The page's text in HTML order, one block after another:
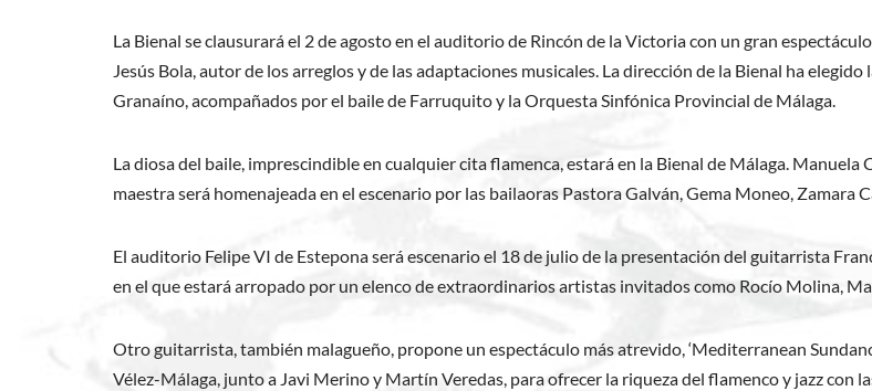
La Bienal se clausurará el 2 de agosto en el auditorio de Rincón de la Victoria con un gran
Jesús Bola, autor de los arreglos y de las adaptaciones musicales. La dirección de la Bienal ha
Granaíno, acompañados por el baile de Farruquito y la Orquesta Sinfónica Provincial de Málaga.
La diosa del baile, imprescindible en cualquier cita flamenca, estará en la Bienal de Málaga. Manuela
maestra será homenajeada en el escenario por las bailaoras Pastora Galván, Gema Moneo, Zamara
El auditorio Felipe VI de Estepona será escenario el 18 de julio de la presentación del guitarrista
en el que estará arropado por un elenco de extraordinarios artistas invitados como Rocío Molina,
Otro guitarrista, también malagueño, propone un espectáculo más atrevido, ‘Mediterranean
Vélez-Málaga, junto a Javi Merino y Martín Veredas, para ofrecer la riqueza del flamenco y jazz con